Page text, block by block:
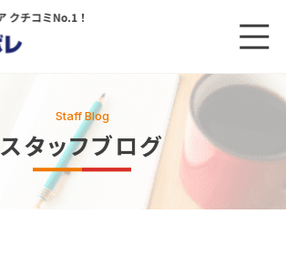
メニ
Staff Blog
スタッフブログ